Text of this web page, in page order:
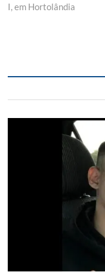
I, em Hortolândia